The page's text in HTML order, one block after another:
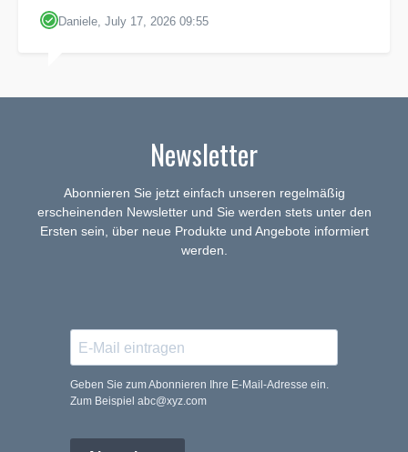
Daniele, July 17, 2026 09:55
Newsletter
Abonnieren Sie jetzt einfach unseren regelmäßig
erscheinenden Newsletter und Sie werden stets unter den
Ersten sein, über neue Produkte und Angebote informiert
werden.
Geben Sie zum Abonnieren Ihre E-Mail-Adresse ein.
Zum Beispiel abc@xyz.com